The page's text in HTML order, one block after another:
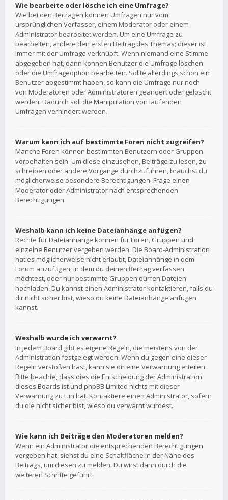
Wie bearbeite oder lösche ich eine Umfrage?
Wie bei den Beiträgen können Umfragen nur vom
ursprünglichen Verfasser, einem Moderator oder einem
Administrator bearbeitet werden. Um eine Umfrage zu
bearbeiten, ändere den ersten Beitrag des Themas; dieser ist
immer mit der Umfrage verknüpft. Wenn niemand eine Stimme
abgegeben hat, dann können Benutzer die Umfrage löschen
oder die Umfrageoption bearbeiten. Sollte allerdings schon ein
Benutzer abgestimmt haben, so kann die Umfrage nur noch
von Moderatoren oder Administratoren geändert oder gelöscht
werden. Dadurch soll die Manipulation von laufenden
Umfragen verhindert werden.
Warum kann ich auf bestimmte Foren nicht zugreifen?
Manche Foren können bestimmten Benutzern oder Gruppen
vorbehalten sein. Um diese einzusehen, Beiträge zu lesen, zu
schreiben oder andere Vorgänge durchzuführen, brauchst du
möglicherweise besondere Berechtigungen. Frage einen
Moderator oder Administrator nach entsprechenden
Berechtigungen.
Weshalb kann ich keine Dateianhänge anfügen?
Rechte für Dateianhänge können für Foren, Gruppen und
einzelne Benutzer vergeben werden. Die Board-Administration
hat es möglicherweise nicht erlaubt, Dateianhänge in dem
Forum anzufügen, in dem du deinen Beitrag verfassen
möchtest, oder nur bestimmte Gruppen dürfen Dateien
hochladen. Du kannst einen Administrator kontaktieren, falls du
dir nicht sicher bist, wieso du keine Dateianhänge anfügen
kannst.
Weshalb wurde ich verwarnt?
In jedem Board gibt es eigene Regeln, die meistens von der
Administration festgelegt werden. Wenn du gegen eine dieser
Regeln verstoßen hast, kann sie dir eine Verwarnung erteilen.
Bitte beachte, dass dies die Entscheidung der Administration
dieses Boards ist und phpBB Limited nichts mit dieser
Verwarnung zu tun hat. Kontaktiere einen Administrator, sofern
du die nicht sicher bist, wieso du verwarnt wurdest.
Wie kann ich Beiträge den Moderatoren melden?
Wenn ein Administrator die entsprechenden Berechtigungen
vergeben hat, siehst du eine Schaltfläche in der Nähe des
Beitrags, um diesen zu melden. Du wirst dann durch die
weiteren Schritte geführt.